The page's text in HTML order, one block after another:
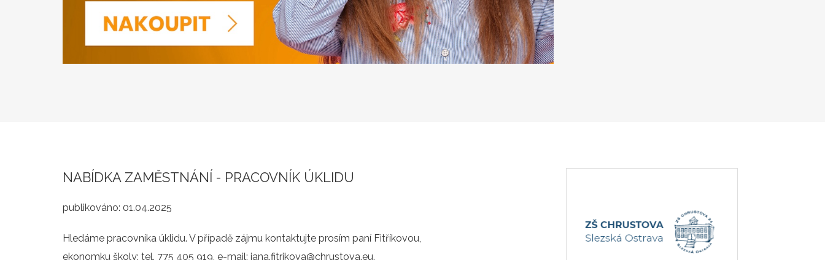
NABÍDKA ZAMĚSTNÁNÍ - PRACOVNÍK ÚKLIDU
publikováno: 01.04.2025
Hledáme pracovníka úklidu. V případě zájmu kontaktujte prosím paní Fitříkovou,
ekonomku školy: tel. 775 405 919, e-mail: jana.fitrikova@chrustova.eu.